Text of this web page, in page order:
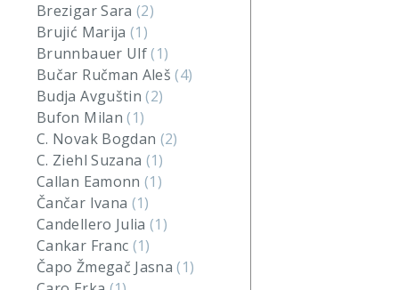
Brezigar Sara(2)
Brujić Marija(1)
Brunnbauer Ulf(1)
Bučar Ručman Aleš(4)
Budja Avguštin(2)
Bufon Milan(1)
C. Novak Bogdan (2)
C. Ziehl Suzana (1)
Callan Eamonn(1)
Čančar Ivana (1)
Candellero Julia(1)
Cankar Franc (1)
Čapo Žmegač Jasna(1)